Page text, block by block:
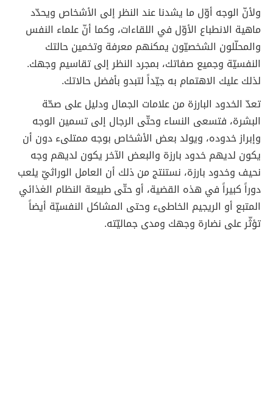
ولأنّ الوجه أوّل ما يشدنا عند النظر إلى الأشخاص ويحدّد
ماهية الانطباع الأوّل في اللقاءات، وكما أنّ علماء النفس
والمحلّلون الشخصيّون يمكنهم معرفة وتخمين حالتك
النفسيّة وجميع صفاتك، بمجرد النظر إلى تقاسيم وجهك.
لذلك عليك الاهتمام به جيّداً لتبدو بأفضل حالاتك.
تعدّ الخدود البارزة من علامات الجمال ودليل على صحّة
البشرة، فتسعى النساء وحتّى الرجال إلى تسمين الوجه
وإبراز خدوده، ويولد بعض الأشخاص بوجه ممتلىء دون أن
يكون لديهم خدود بارزة والبعض الآخر يكون لديهم وجه
نحيف وخدود بارزة، نستنتج من ذلك أن العامل الوراثيّ يلعب
دوراً كبيراً في هذه القضية، أو حتّى طبيعة النظام الغذائي
المتبع أو الريجيم الخاطىء وحتى المشاكل النفسيّة أيضاً
تؤثّر على نضارة وجهك ومدى جماليّته.